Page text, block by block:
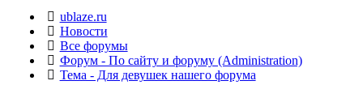
ublaze.ru
Новости
Все форумы
Форум - По сайту и форуму (Administration)
Тема - Для девушек нашего форума